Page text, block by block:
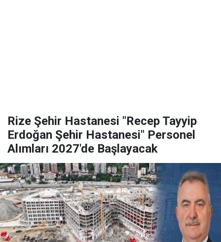
Rize Şehir Hastanesi "Recep Tayyip
Erdoğan Şehir Hastanesi" Personel
Alımları 2027'de Başlayacak